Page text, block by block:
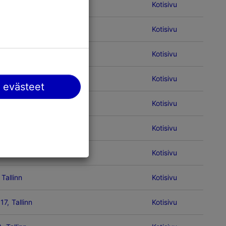
Kotisivu
Kotisivu
Kotisivu
3, Tallinn Kotisivu
Kotisivu
Kotisivu
Kotisivu
Kotisivu
Tallinn Kotisivu
evästeet